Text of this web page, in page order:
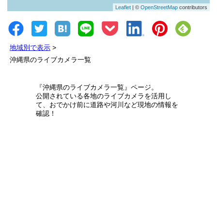
Leaflet | © OpenStreetMap contributors
地域別で表示 >
沖縄県のライブカメラ一覧
『沖縄県のライブカメラ一覧』ページ。
公開されている各地のライブカメラを活用し
て、おでかけ前に道路や河川など現地の情報を
確認！